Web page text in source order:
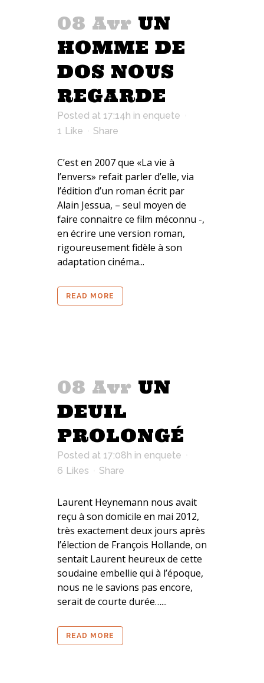
08 Avr UN
HOMME DE
DOS NOUS
REGARDE
Posted at 17:14h in enquete
1 Like Share
C’est en 2007 que «La vie à
l’envers» refait parler d’elle, via
l’édition d’un roman écrit par
Alain Jessua, – seul moyen de
faire connaitre ce film méconnu -,
en écrire une version roman,
rigoureusement fidèle à son
adaptation cinéma...
READ MORE
08 Avr UN
DEUIL
PROLONGÉ
Posted at 17:08h in enquete
6 Likes Share
Laurent Heynemann nous avait
reçu à son domicile en mai 2012,
très exactement deux jours après
l’élection de François Hollande, on
sentait Laurent heureux de cette
soudaine embellie qui à l’époque,
nous ne le savions pas encore,
serait de courte durée…...
READ MORE